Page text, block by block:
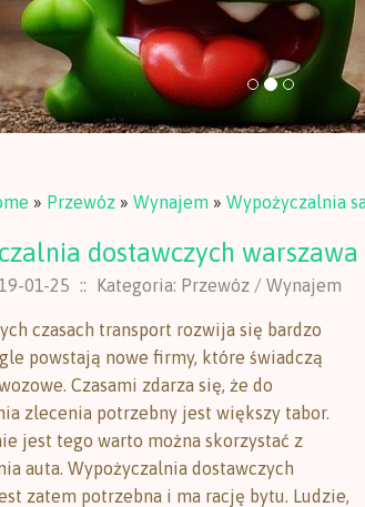
» Przewóz » Wynajem » Wypożyczalnia
dostawczych warszawa
01-25 :: Kategoria: Przewóz / Wynajem
czasach transport rozwija się bardzo
powstają nowe firmy, które świadczą
Czasami zdarza się, że do
zlecenia potrzebny jest większy tabor.
jest tego warto można skorzystać z
auta. Wypożyczalnia dostawczych
zatem potrzebna i ma rację bytu. Ludzie,